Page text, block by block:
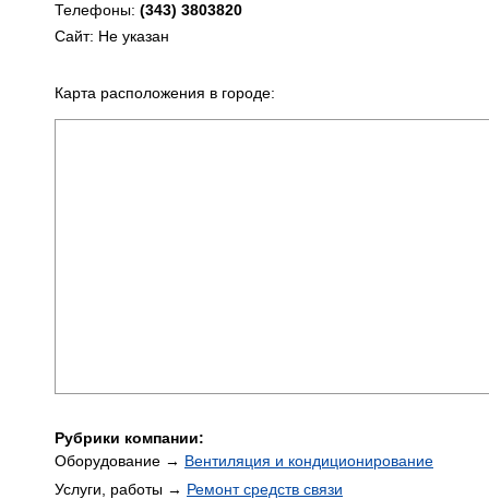
Телефоны: (343) 3803820
Сайт: Не указан
Карта расположения в городе:
Рубрики компании:
Оборудование → Вентиляция и кондиционирование
Услуги, работы → Ремонт средств связи